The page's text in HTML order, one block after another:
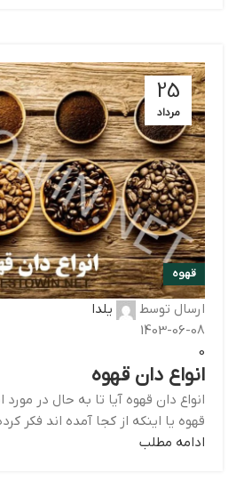
25
مرداد
قهوه
ارسال توسط
یلدا
1403-06-08
0
انواع دان قهوه
انواع دان قهوه آیا تا به حال در
قهوه یا اینکه از کجا آمده اند فکر
ادامه مطلب